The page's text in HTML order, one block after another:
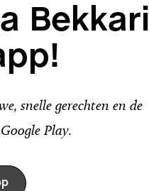
Bekkari
snelle gerechten en de
Play.